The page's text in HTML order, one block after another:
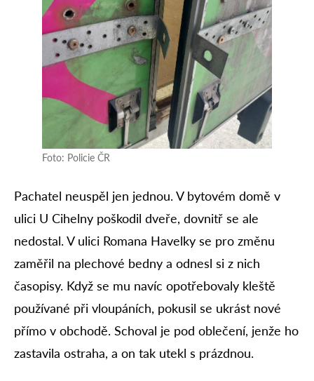
Foto: Policie ČR
Pachatel neuspěl jen jednou. V bytovém domě v
ulici U Cihelny poškodil dveře, dovnitř se ale
nedostal. V ulici Romana Havelky se pro změnu
zaměřil na plechové bedny a odnesl si z nich
časopisy. Když se mu navíc opotřebovaly kleště
používané při vloupáních, pokusil se ukrást nové
přímo v obchodě. Schoval je pod oblečení, jenže ho
zastavila ostraha, a on tak utekl s prázdnou.